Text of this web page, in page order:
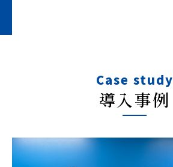
Case study
導入事例